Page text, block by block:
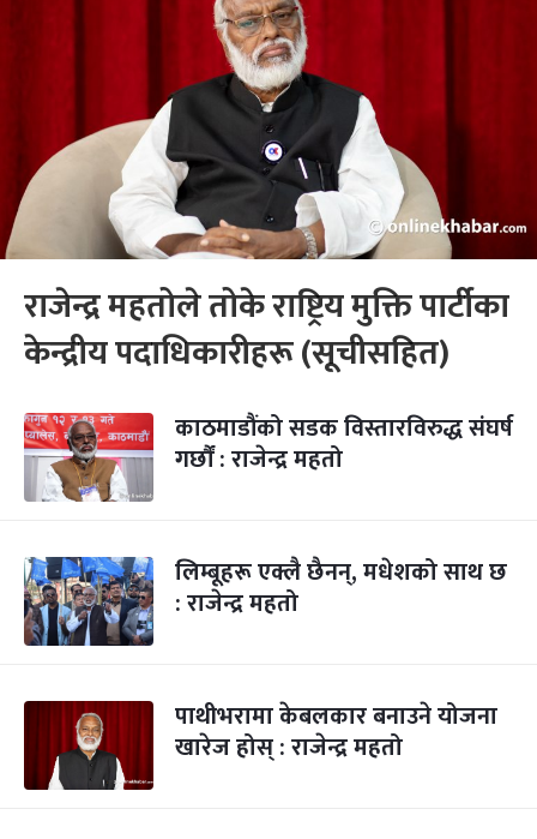
राजेन्द्र महतोले तोके राष्ट्रिय मुक्ति पार्टीका
केन्द्रीय पदाधिकारीहरू (सूचीसहित)
काठमाडौंको सडक विस्तारविरुद्ध संघर्ष
गर्छौं : राजेन्द्र महतो
लिम्बूहरू एक्लै छैनन्, मधेशको साथ छ
: राजेन्द्र महतो
पाथीभरामा केबलकार बनाउने योजना
खारेज होस् : राजेन्द्र महतो